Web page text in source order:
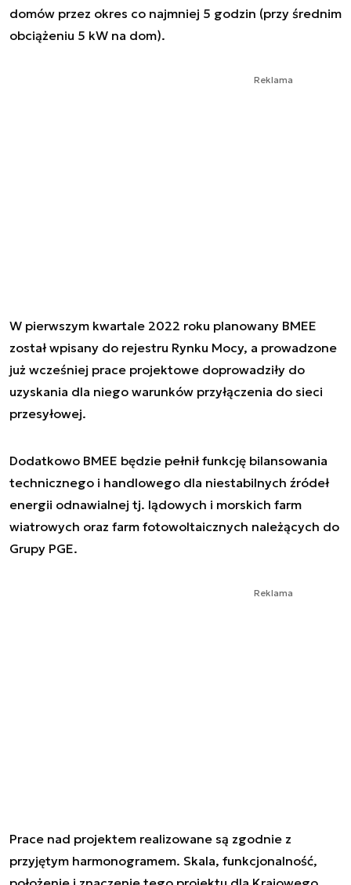
domów przez okres co najmniej 5 godzin (przy średnim
obciążeniu 5 kW na dom).
Reklama
W pierwszym kwartale 2022 roku planowany BMEE
został wpisany do rejestru Rynku Mocy, a prowadzone
już wcześniej prace projektowe doprowadziły do
uzyskania dla niego warunków przyłączenia do sieci
przesyłowej.
Dodatkowo BMEE będzie pełnił funkcję bilansowania
technicznego i handlowego dla niestabilnych źródeł
energii odnawialnej tj. lądowych i morskich farm
wiatrowych oraz farm fotowoltaicznych należących do
Grupy PGE.
Reklama
Prace nad projektem realizowane są zgodnie z
przyjętym harmonogramem. Skala, funkcjonalność,